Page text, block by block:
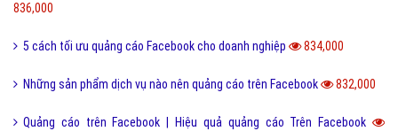
836,000
5 cách tối ưu quảng cáo Facebook cho doanh nghiệp 834,000
Những sản phẩm dịch vụ nào nên quảng cáo trên Facebook 832,000
Quảng cáo trên Facebook | Hiệu quả quảng cáo Trên Facebook